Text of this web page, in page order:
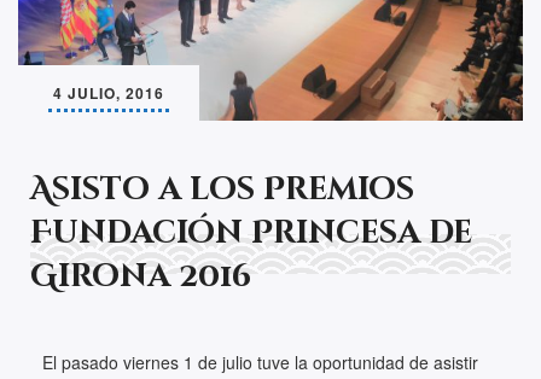
4 JULIO, 2016
Asisto a los Premios
Fundación Princesa de
Girona 2016
El pasado viernes 1 de julio tuve la oportunidad de asistir